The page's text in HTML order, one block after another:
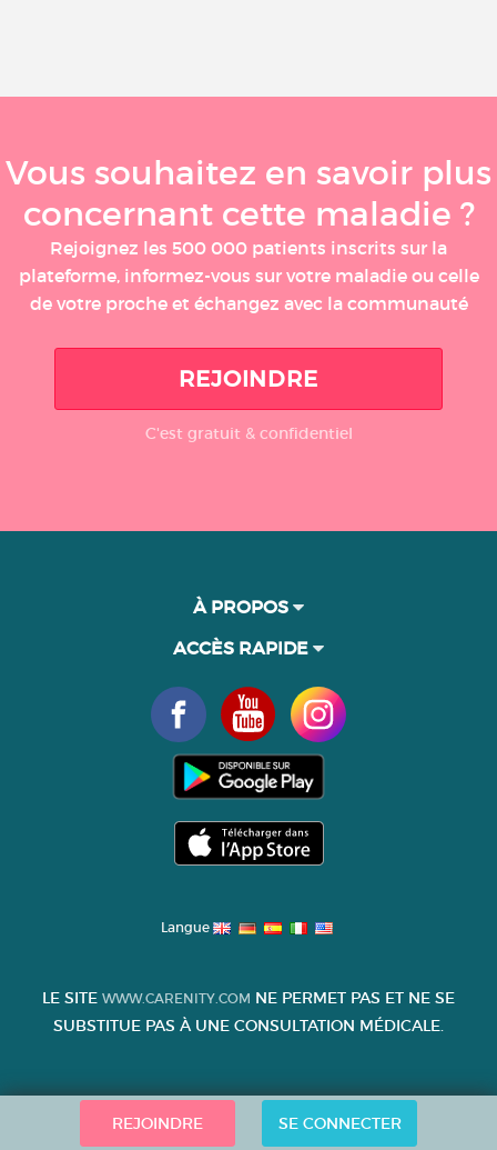
Vous souhaitez en savoir plus
concernant cette maladie ?
Rejoignez les 500 000 patients inscrits sur la
plateforme, informez-vous sur votre maladie ou celle
de votre proche et échangez avec la communauté
REJOINDRE
C'est gratuit & confidentiel
REJOINDRE SE CONNECTER
À PROPOS
ACCÈS RAPIDE
Langue
LE SITE WWW.CARENITY.COM NE PERMET PAS ET NE SE
SUBSTITUE PAS À UNE CONSULTATION MÉDICALE.